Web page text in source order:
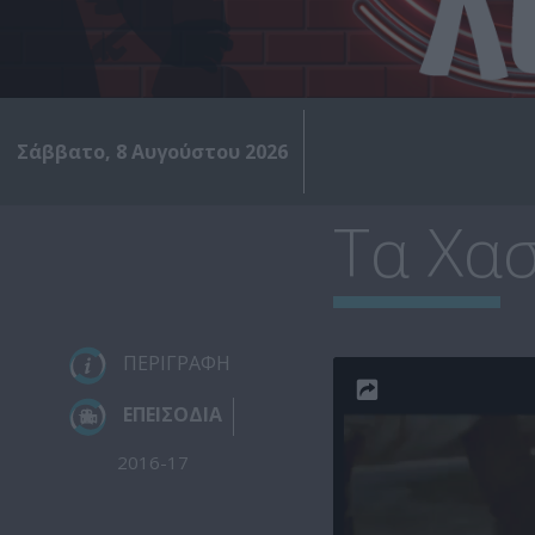
Σάββατο, 8 Αυγούστου 2026
Τα
ΠΕΡΙΓΡΑΦΗ
ΕΠΕΙΣΟΔΙΑ
2016-17